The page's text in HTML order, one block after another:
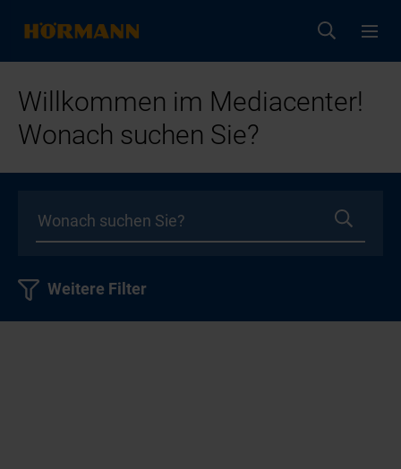
Willkommen im Mediacenter!
Wonach suchen Sie?
Weitere Filter